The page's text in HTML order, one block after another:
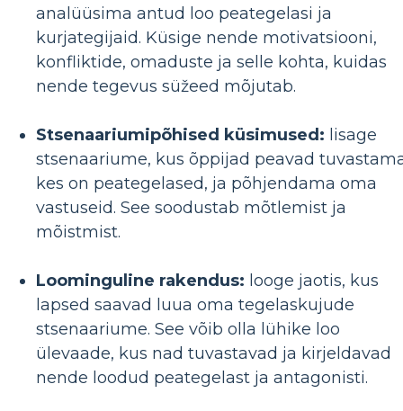
analüüsima antud loo peategelasi ja
kurjategijaid. Küsige nende motivatsiooni,
konfliktide, omaduste ja selle kohta, kuidas
nende tegevus süžeed mõjutab.
Stsenaariumipõhised küsimused: lisage
stsenaariume, kus õppijad peavad
kes on peategelased, ja põhjendama oma
vastuseid. See soodustab mõtlemist ja
mõistmist.
Loominguline rakendus: looge jaotis, kus
lapsed saavad luua oma tegelaskujude
stsenaariume. See võib olla lühike loo
ülevaade, kus nad tuvastavad ja kirjeldavad
nende loodud peategelast ja antagonisti.